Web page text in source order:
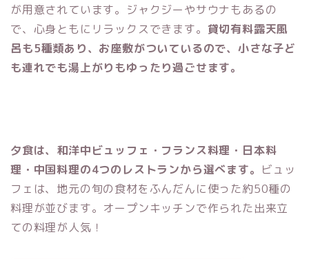
が用意されています。ジャクジーやサウナもあるの
で、心身ともにリラックスできます。 貸切有料露天風
呂も5種類あり、お座敷がついているので、小さな子ど
も連れでも湯上がりもゆったり過ごせます。
夕食は、和洋中ビュッフェ・フランス料理・日本料
理・中国料理の4つのレストランから選べます。 ビュッ
フェは、地元の旬の食材をふんだんに使った約50種の
料理が並びます。オープンキッチンで作られた出来立
ての料理が人気！